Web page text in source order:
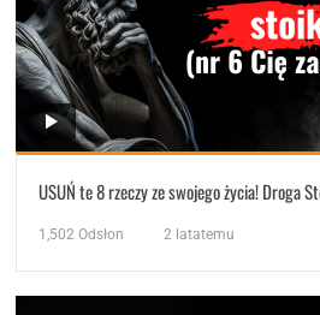
USUŃ te 8 rzeczy ze swojego życia! Droga
1,502 Odsłon 2 latatemu